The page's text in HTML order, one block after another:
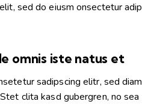
sed do eiusm onsectetur
omnis iste natus et
sadipscing elitr, sed
clita kasd gubergren, no